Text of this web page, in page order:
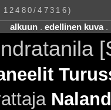
47316)
alkuun. edellinen kuva.